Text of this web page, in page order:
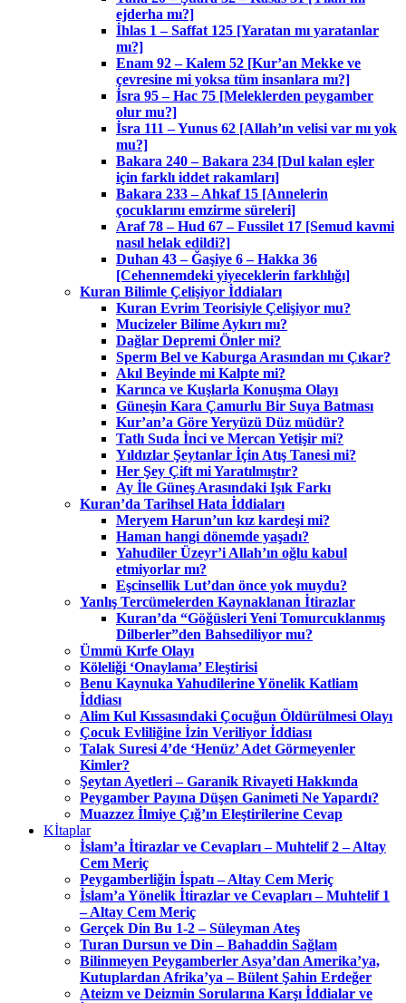
ejderha mı?]
İhlas 1 – Saffat 125 [Yaratan mı yaratanlar
mı?]
Enam 92 – Kalem 52 [Kur’an Mekke ve
çevresine mi yoksa tüm insanlara mı?]
İsra 95 – Hac 75 [Meleklerden peygamber
olur mu?]
İsra 111 – Yunus 62 [Allah’ın velisi var mı yok
mu?]
Bakara 240 – Bakara 234 [Dul kalan eşler
için farklı iddet rakamları]
Bakara 233 – Ahkaf 15 [Annelerin
çocuklarını emzirme süreleri]
Araf 78 – Hud 67 – Fussilet 17 [Semud kavmi
nasıl helak edildi?]
Duhan 43 – Ğaşiye 6 – Hakka 36
[Cehennemdeki yiyeceklerin farklılığı]
Kuran Bilimle Çelişiyor İddiaları
Kuran Evrim Teorisiyle Çelişiyor mu?
Mucizeler Bilime Aykırı mı?
Dağlar Depremi Önler mi?
Sperm Bel ve Kaburga Arasından mı Çıkar?
Akıl Beyinde mi Kalpte mi?
Karınca ve Kuşlarla Konuşma Olayı
Güneşin Kara Çamurlu Bir Suya Batması
Kur’an’a Göre Yeryüzü Düz müdür?
Tatlı Suda İnci ve Mercan Yetişir mi?
Yıldızlar Şeytanlar İçin Atış Tanesi mi?
Her Şey Çift mi Yaratılmıştır?
Ay İle Güneş Arasındaki Işık Farkı
Kuran’da Tarihsel Hata İddiaları
Meryem Harun’un kız kardeşi mi?
Haman hangi dönemde yaşadı?
Yahudiler Üzeyr’i Allah’ın oğlu kabul
etmiyorlar mı?
Eşcinsellik Lut’dan önce yok muydu?
Yanlış Tercümelerden Kaynaklanan İtirazlar
Kuran’da “Göğüsleri Yeni Tomurcuklanmış
Dilberler”den Bahsediliyor mu?
Ümmü Kırfe Olayı
Köleliği ‘Onaylama’ Eleştirisi
Benu Kaynuka Yahudilerine Yönelik Katliam
İddiası
Alim Kul Kıssasındaki Çocuğun Öldürülmesi Olayı
Çocuk Evliliğine İzin Veriliyor İddiası
Talak Suresi 4’de ‘Henüz’ Adet Görmeyenler
Kimler?
Şeytan Ayetleri – Garanik Rivayeti Hakkında
Peygamber Payına Düşen Ganimeti Ne Yapardı?
Muazzez İlmiye Çığ’ın Eleştirilerine Cevap
Kİtaplar
İslam’a İtirazlar ve Cevapları – Muhtelif 2 – Altay
Cem Meriç
Peygamberliğin İspatı – Altay Cem Meriç
İslam’a Yönelik İtirazlar ve Cevapları – Muhtelif 1
– Altay Cem Meriç
Gerçek Din Bu 1-2 – Süleyman Ateş
Turan Dursun ve Din – Bahaddin Sağlam
Bilinmeyen Peygamberler Asya’dan Amerika’ya,
Kutuplardan Afrika’ya – Bülent Şahin Erdeğer
Ateizm ve Deizmin Sorularına Karşı İddialar ve